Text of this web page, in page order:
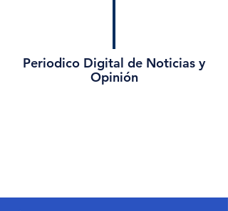
Periodico Digital de Noticias y
Opinión